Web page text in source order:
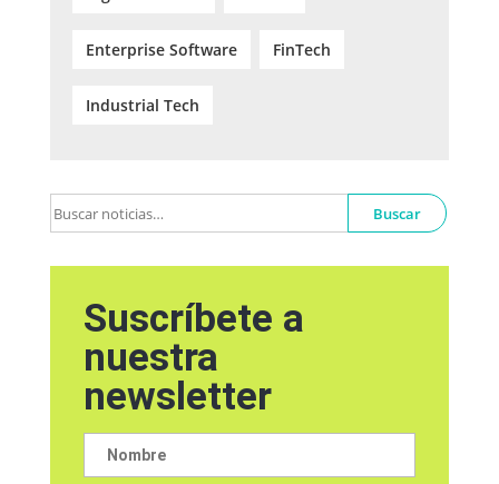
Enterprise Software FinTech
Industrial Tech
Buscar
Suscríbete a
nuestra
newsletter